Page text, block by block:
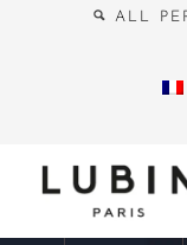
ALL